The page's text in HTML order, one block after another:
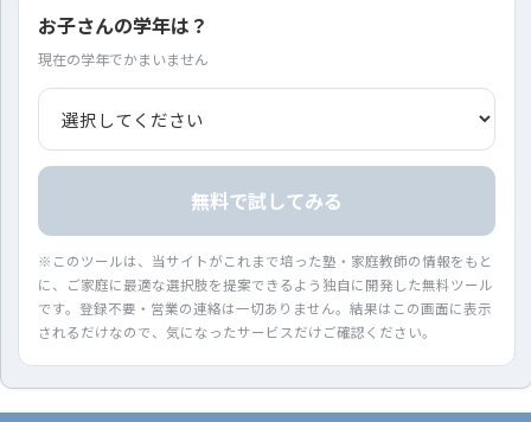
お子さんの学年は？
現在の学年でかまいません
無料で試してみる
※このツールは、当サイトがこれまで培った塾・家庭教師の情報をもと
に、ご家庭に最適な選択肢を提案できるよう独自に開発した無料ツール
です。登録不要・営業の連絡は一切ありません。結果はこの画面に表示
されるだけなので、気になったサービスだけご確認ください。